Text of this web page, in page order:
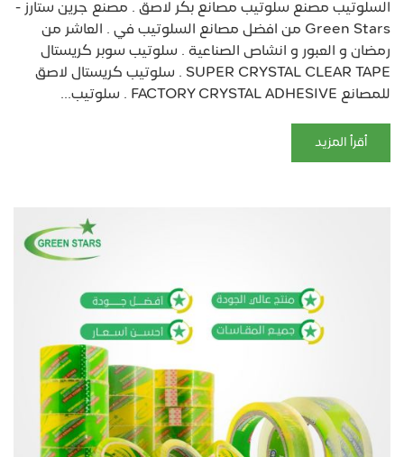
السلوتيب مصنع سلوتيب مصانع بكر لاصق . مصنع جرين ستارز -
Green Stars من افضل مصانع السلوتيب في . العاشر من
رمضان و العبور و انشاص الصناعية . سلوتيب سوبر كريستال
SUPER CRYSTAL CLEAR TAPE . سلوتيب كريستال لاصق
للمصانع FACTORY CRYSTAL ADHESIVE . سلوتيب...
أقرأ المزيد